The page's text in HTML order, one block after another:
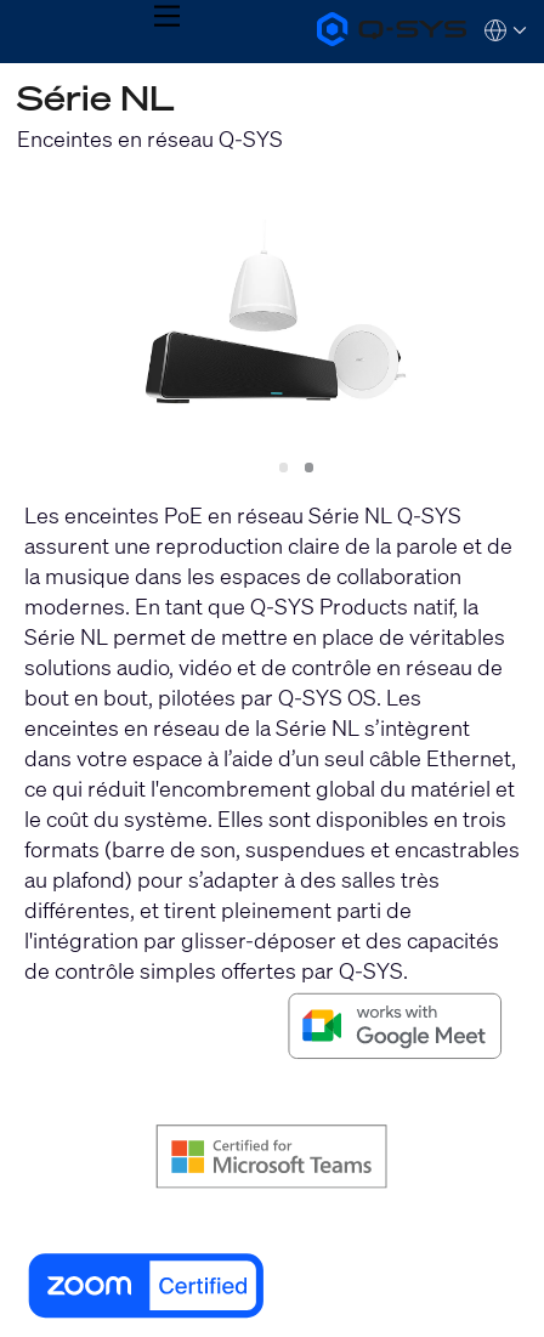
Q-
SYS
MENU
QSYS.com (English)
India (English)
Deutsch
Español
Série NL
Enceintes en réseau Q-SYS
Slide
1 Slide
2
Les enceintes PoE en réseau Série NL Q-SYS
assurent une reproduction claire de la parole et de
la musique dans les espaces de collaboration
modernes. En tant que Q-SYS Products natif, la
Série NL permet de mettre en place de véritables
solutions audio, vidéo et de contrôle en réseau de
bout en bout, pilotées par Q-SYS OS. Les
enceintes en réseau de la Série NL s’intègrent
dans votre espace à l’aide d’un seul câble Ethernet,
ce qui réduit l'encombrement global du matériel et
le coût du système. Elles sont disponibles en trois
formats (barre de son, suspendues et encastrables
au plafond) pour s’adapter à des salles très
différentes, et tirent pleinement parti de
l'intégration par glisser-déposer et des capacités
de contrôle simples offertes par Q-SYS.